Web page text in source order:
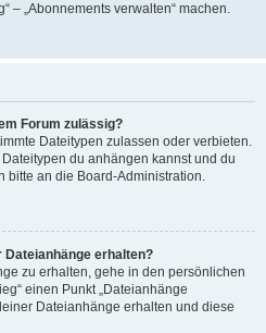
– „Abonnements verwalten“ machen.
Forum zulässig?
Dateitypen zulassen oder verbieten.
du anhängen kannst und du
bitte an die Board-Administration.
Dateianhänge erhalten?
zu erhalten, gehe in den persönlichen
einen Punkt „Dateianhänge
Dateianhänge erhalten und diese